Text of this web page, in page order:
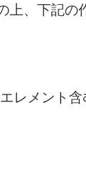
、下記の
レメント含